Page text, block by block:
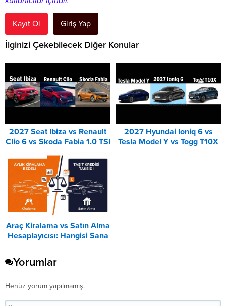
Kayıt Ol Giriş Yap
İlginizi Çekebilecek Diğer Konular
2027 Seat Ibiza vs Renault
Clio 6 vs Skoda Fabia 1.0 TSI
2027 Hyundai Ioniq 6 vs
Tesla Model Y vs Togg T10X
Araç Kiralama vs Satın Alma
Hesaplayıcısı: Hangisi Sana
Yorumlar
Henüz yorum yapılmamış.